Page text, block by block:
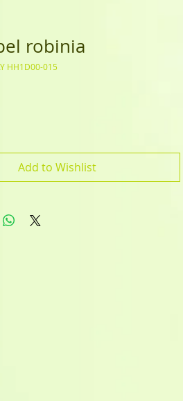
robinia
HH1D00-015
Add to Wishlist